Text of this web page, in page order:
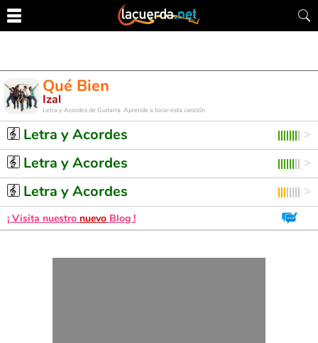
Qué Bien
Izal
Letra y Acordes de Guitarra. Aprende a tocar esta canción
Letra y Acordes
Letra y Acordes
Letra y Acordes
¡ Visita nuestro nuevo Blog !